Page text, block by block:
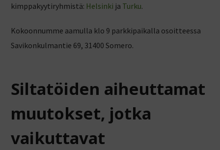
kimppakyytiryhmistä: Helsinki ja Turku.
Kokoonnumme aamulla klo 9 parkkipaikalla osoitteessa
Savikonkulmantie 69, 31400 Somero.
Siltatöiden aiheuttamat
muutokset, jotka
vaikuttavat